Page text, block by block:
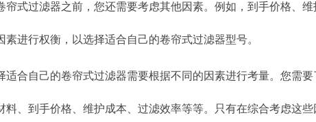
帘式过滤器之前，您还需要考虑其他因素。例如，到手价格、
素进行权衡，以选择适合自己的卷帘式过滤器型号。
适合自己的卷帘式过滤器需要根据不同的因素进行考量。您需要
料、到手价格、维护成本、过滤效率等等。只有在综合考虑这